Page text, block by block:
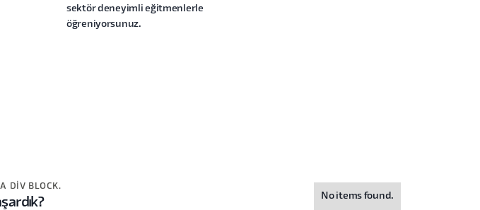
sektör deneyimli eğitmenlerle
öğreniyorsunuz.
DIV BLOCK.
No items found.